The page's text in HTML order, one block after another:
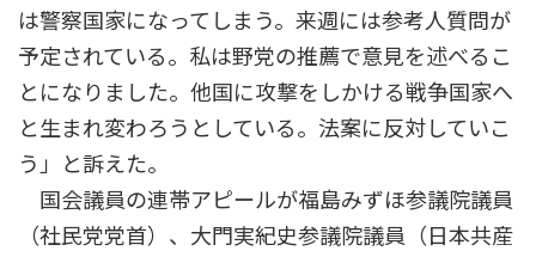
は警察国家になってしまう。来週には参考人質問が
予定されている。私は野党の推薦で意見を述べるこ
とになりました。他国に攻撃をしかける戦争国家へ
と生まれ変わろうとしている。法案に反対していこ
う」と訴えた。
国会議員の連帯アピールが福島みずほ参議院議員
（社民党党首）、大門実紀史参議院議員（日本共産